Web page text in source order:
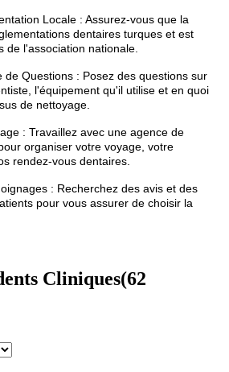
Locale : Assurez-vous que la
dentaires turques et est
de l'association nationale.
de Questions : Posez des questions sur
l'équipement qu'il utilise et en quoi
de nettoyage.
: Travaillez avec une agence de
organiser votre voyage, votre
rendez-vous dentaires.
: Recherchez des avis et des
pour vous assurer de choisir la
Cliniques(62